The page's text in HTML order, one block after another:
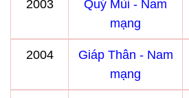
2003
Quý Mùi - Nam
mạng
2004
Giáp Thân - Nam
mạng